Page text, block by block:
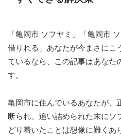
「亀岡市 ソフヤミ」「亀岡市
借りれる」あなたが今まさにこ
ているなら、この記事はあなた
す。
亀岡市に住んでいるあなたが、
断られ、追い詰められた末にソ
どり着いたことは想像に難くあ